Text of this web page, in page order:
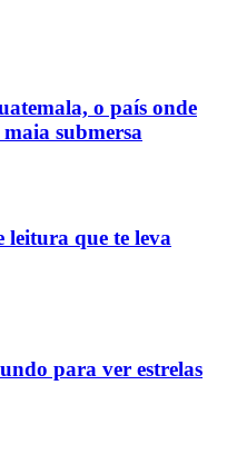
o país onde
submersa
leitura que te leva
para ver estrelas